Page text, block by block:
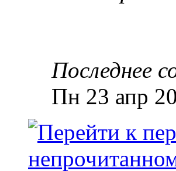
Последнее
Пн 23 апр